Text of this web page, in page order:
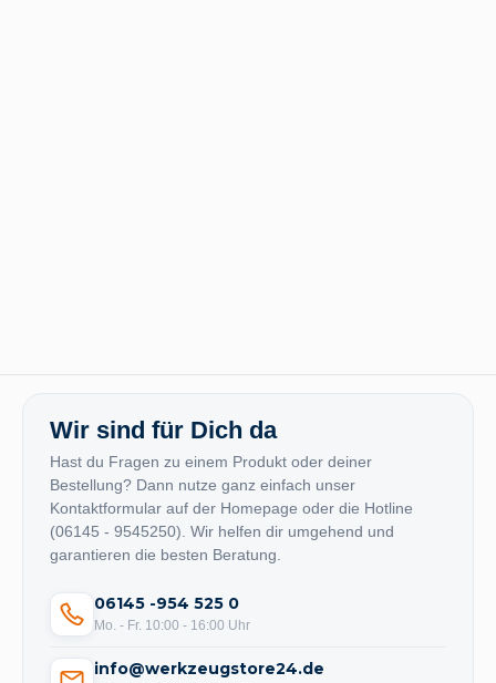
Wir sind für Dich da
Hast du Fragen zu einem Produkt oder deiner
Bestellung? Dann nutze ganz einfach unser
Kontaktformular auf der Homepage oder die Hotline
(06145 - 9545250). Wir helfen dir umgehend und
garantieren die besten Beratung.
06145 -954 525 0
Mo. - Fr. 10:00 - 16:00 Uhr
info@werkzeugstore24.de